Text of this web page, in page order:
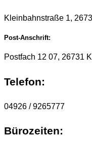
Kleinbahnstraße 1,
Post-Anschrift:
Postfach 12 07, 26731
Telefon:
04926 / 9265777
Bürozeiten: